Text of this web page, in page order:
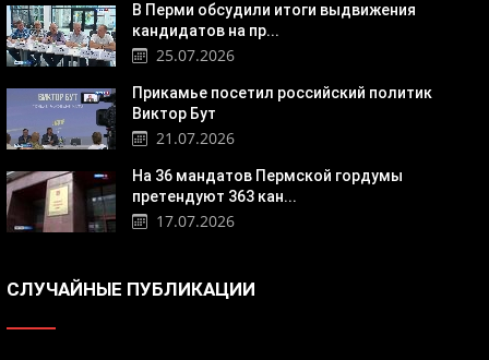
В Перми обсудили итоги выдвижения
кандидатов на пр...
25.07.2026
Прикамье посетил российский политик
Виктор Бут
21.07.2026
На 36 мандатов Пермской гордумы
претендуют 363 кан...
17.07.2026
СЛУЧАЙНЫЕ ПУБЛИКАЦИИ